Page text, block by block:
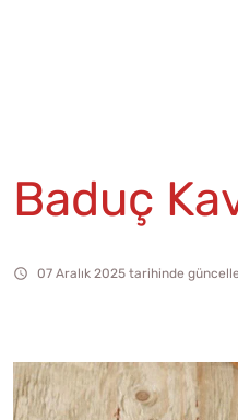
Baduç
07 Aralık 2025 tarihinde